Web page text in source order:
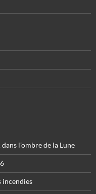
l’ombre de la Lune
incendies